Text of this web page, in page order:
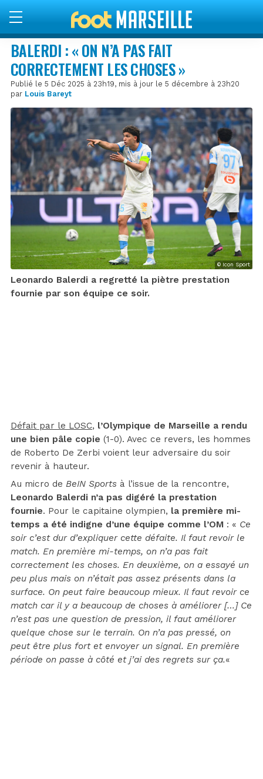
BALERDI : « ON N’A PAS FAIT
CORRECTEMENT LES CHOSES »
Publié le 5 Déc 2025 à 23h19, mis à jour le 5 décembre à 23h20
par Louis Bareyt
© Icon Sport
Leonardo Balerdi a regretté la piètre prestation
fournie par son équipe ce soir.
Défait par le LOSC, l’Olympique de Marseille a rendu
une bien pâle copie (1-0). Avec ce revers, les hommes
de Roberto De Zerbi voient leur adversaire du soir
revenir à hauteur.
Au micro de BeIN Sports à l’issue de la rencontre,
Leonardo Balerdi n’a pas digéré la prestation
fournie. Pour le capitaine olympien, la première mi-
temps a été indigne d’une équipe comme l’OM : « Ce
soir c’est dur d’expliquer cette défaite. Il faut revoir le
match. En première mi-temps, on n’a pas fait
correctement les choses. En deuxième, on a essayé un
peu plus mais on n’était pas assez présents dans la
surface. On peut faire beaucoup mieux. Il faut revoir ce
match car il y a beaucoup de choses à améliorer […] Ce
n’est pas une question de pression, il faut améliorer
quelque chose sur le terrain. On n’a pas pressé, on
peut être plus fort et envoyer un signal. En première
période on passe à côté et j’ai des regrets sur ça.«